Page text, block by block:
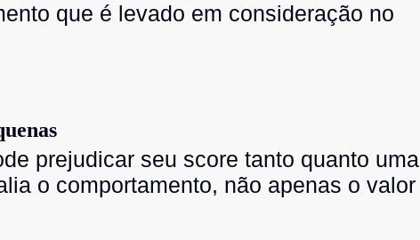
que é levado em consideração no
prejudicar seu score tanto quanto uma
o comportamento, não apenas o valor